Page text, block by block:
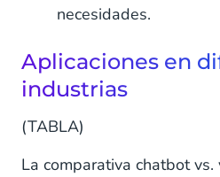
necesidades.
Aplicaciones en
industrias
(TABLA)
La comparativa chatbot